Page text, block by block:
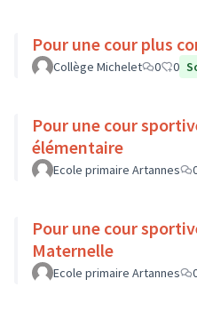
Pour une cour plus
Collège Michelet 0 0
Pour une cour
élémentaire
Ecole primaire Artannes
Pour une cour
Maternelle
Ecole primaire Artannes